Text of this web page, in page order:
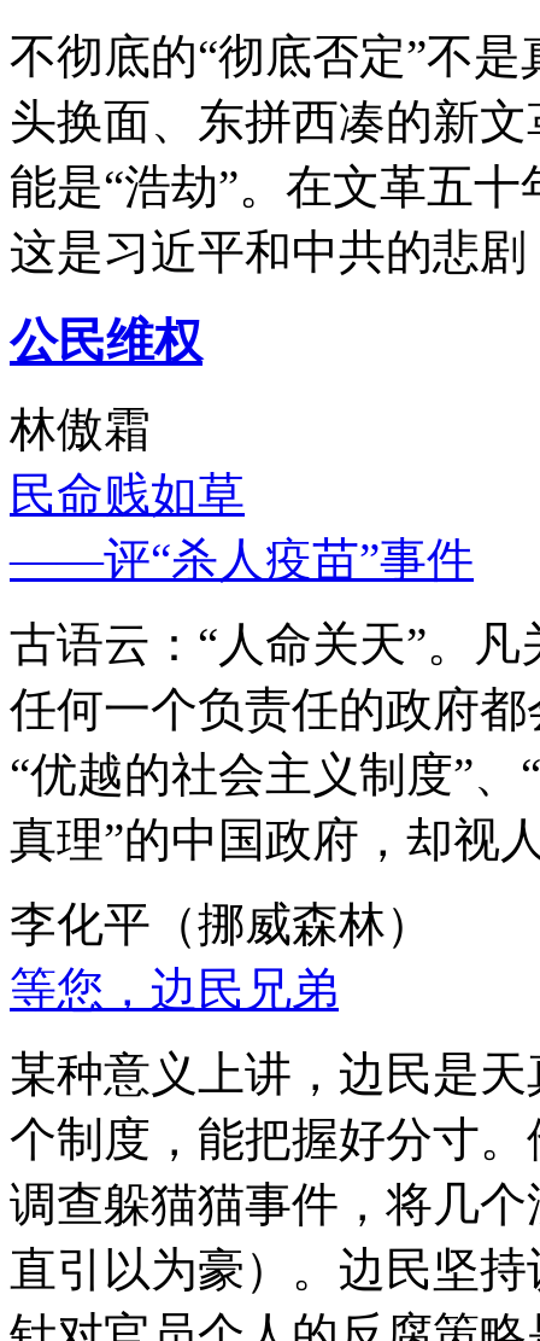
不彻底的“彻底否定”不
头换面、东拼西凑的新
能是“浩劫”。在文革五
这是习近平和中共的悲
公民维权
林傲霜
民命贱如草
——评“杀人疫苗”事件
古语云：“人命关天”。
任何一个负责任的政府
“优越的社会主义制度”
真理”的中国政府，却视
李化平（挪威森林）
等您，边民兄弟
某种意义上讲，边民是
个制度，能把握好分寸
调查躲猫猫事件，将几
直引以为豪）。边民坚